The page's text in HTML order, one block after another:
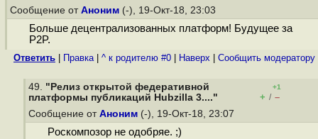
Сообщение от Аноним (-), 19-Окт-18, 23:03
Больше децентрализованных платформ! Будущее за
P2P.
Ответить Правка| ^ к родителю #0 Наверх Cообщить модератору
49. "Релиз открытой федеративной
платформы публикаций Hubzilla 3...."
+1
+ / –
Сообщение от Аноним (-), 19-Окт-18, 23:07
Pocкомпoзор не одобряе. ;)